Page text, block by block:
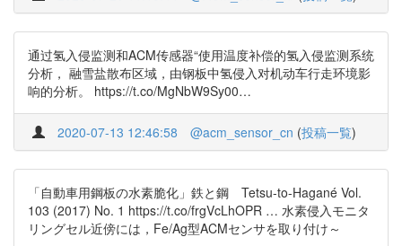
通过氢入侵监测和ACM传感器“使用温度补偿的氢入侵监测系统
分析， 融雪盐散布区域，由钢板中氢侵入对机动车行走环境影
响的分析。 https://t.co/MgNbW9Sy00…
2020-07-13 12:46:58 @acm_sensor_cn (投稿一覧)
「自動車用鋼板の水素脆化」鉄と鋼 Tetsu-to-Hagané Vol.
103 (2017) No. 1 https://t.co/frgVcLhOPR … 水素侵入モニタ
リングセル近傍には，Fe/Ag型ACMセンサを取り付け～